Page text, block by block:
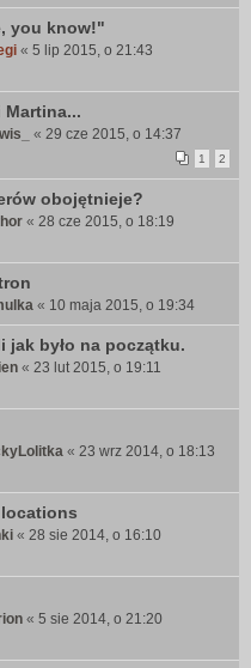
you know!"
« 5 lip 2015, o 21:43
« 29 cze 2015, o 14:37
1 2
obojętnieje?
« 28 cze 2015, o 18:19
« 10 maja 2015, o 19:34
jak było na początku.
« 23 lut 2015, o 19:11
« 23 wrz 2014, o 18:13
« 28 sie 2014, o 16:10
« 5 sie 2014, o 21:20